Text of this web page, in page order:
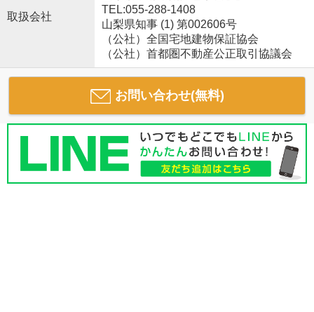
取扱会社
TEL:055-288-1408
山梨県知事 (1) 第002606号
（公社）全国宅地建物保証協会
（公社）首都圏不動産公正取引協議会
お問い合わせ(無料)